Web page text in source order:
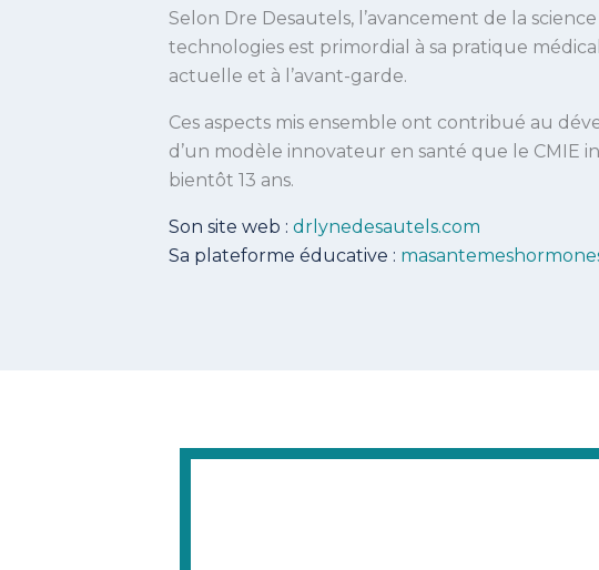
Selon Dre Desautels, l’avancement de la
technologies est primordial à sa pratique
actuelle et à l’avant-garde.
Ces aspects mis ensemble ont contribué au
d’un modèle innovateur en santé que le CMIE
bientôt 13 ans.
Son site web : drlynedesautels.com
Sa plateforme éducative :